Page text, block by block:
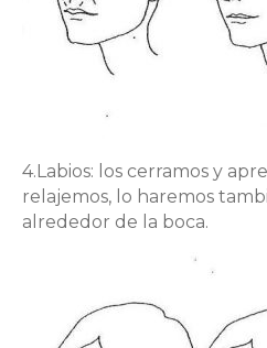
4.Labios: los cerramos y
relajemos, lo haremos
alrededor de la boca.